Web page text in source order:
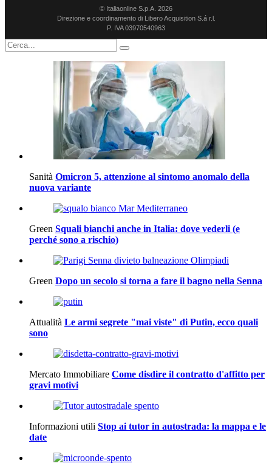
© Italiaonline S.p.A. 2026
Direzione e coordinamento di Libero Acquisition S.á r.l.
P. IVA 03970540963
Sanità Omicron 5, attenzione al sintomo anomalo della
nuova variante
Green Squali bianchi anche in Italia: dove vederli (e
perché sono a rischio)
Green Dopo un secolo si torna a fare il bagno nella Senna
Attualità Le armi segrete "mai viste" di Putin, ecco quali
sono
Mercato Immobiliare Come disdire il contratto d'affitto per
gravi motivi
Informazioni utili Stop ai tutor in autostrada: la mappa e le
date